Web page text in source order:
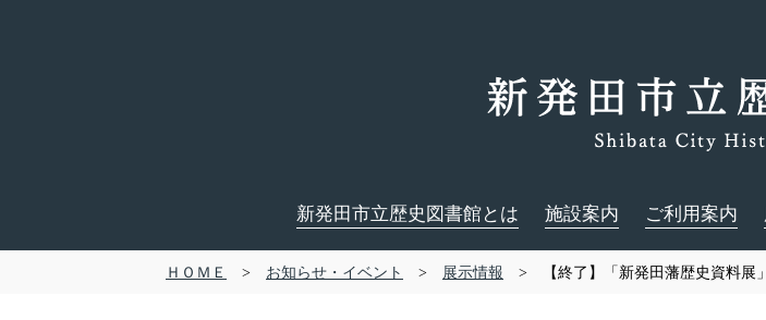
新発田市立歴史図書館とは 施設案内 ご利用案内
ＨＯＭＥ > お知らせ・イベント > 展示情報 > 【終了】「新発田藩歴史資料展